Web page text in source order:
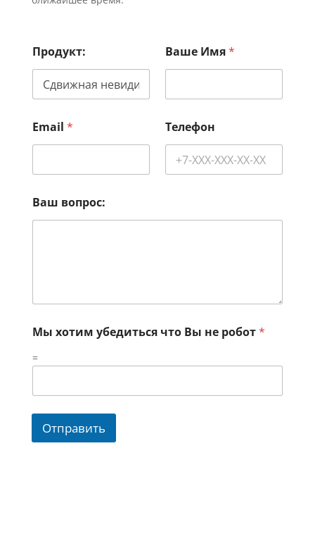
Продукт: Ваше Имя*
Email * Телефон
Ваш вопрос:
Мы хотим убедиться что Вы не робот*
=
Отправить